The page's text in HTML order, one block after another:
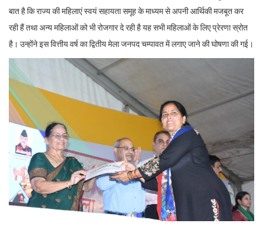
बात है कि राज्य की महिलाएं स्वयं सहायता समूह के माध्यम से अपनी आर्थिकी मजबूत कर
रही हैं तथा अन्य महिलाओं को भी रोजगार दे रही है यह सभी महिलाओं के लिए प्रेरणा स्रोत
है। उन्होंने इस वित्तीय वर्ष का द्वितीय मेला जनपद चम्पावत में लगाए जाने की घोषणा की गई।